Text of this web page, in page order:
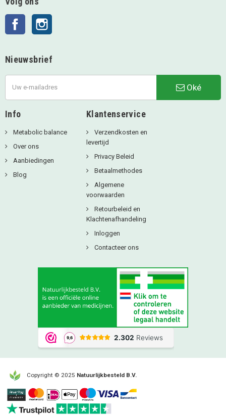
Facebook
Nieuwsbrief
Oké
Info
Metabolic balance
Over ons
Aanbiedingen
Blog
Klantenservice
Verzendkosten en
levertijd
Privacy Beleid
Betaalmethodes
Algemene
voorwaarden
Retourbeleid en
Klachtenafhandeling
Inloggen
Contacteer ons
Copyright © 2025 Natuurlijkbesteld B.V.